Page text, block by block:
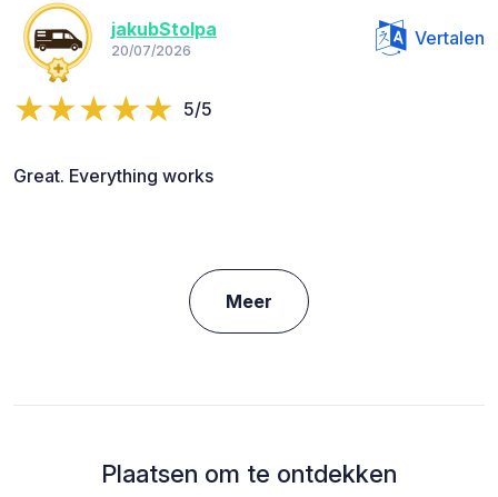
jakubStolpa
20/07/2026
Vertalen
5/5
Great. Everything works
Meer
Plaatsen om te ontdekken